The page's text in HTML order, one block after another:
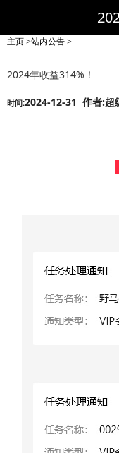
主页>站内公告>
2024年收益314%！
时间:2024-12-31 作者:超